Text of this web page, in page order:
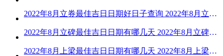
2022年8月立券最佳吉日日期好日子查询 2022年8月立券的黄道吉日一览
2022年8月立碑最佳吉日日期有哪几天 2022年8月立碑吉日查询
2022年8月上梁最佳吉日日期有哪几天 2022年8月上梁的黄道吉日